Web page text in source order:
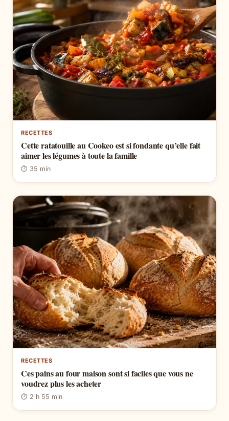
RECETTES
Cette ratatouille au Cookeo est si fondante qu’elle fait
aimer les légumes à toute la famille
⏱ 35 min
RECETTES
Ces pains au four maison sont si faciles que vous ne
voudrez plus les acheter
⏱ 2 h 55 min